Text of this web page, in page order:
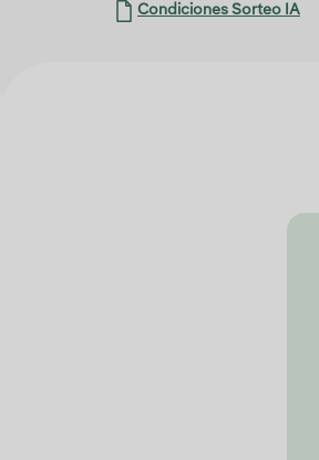
Condiciones Sorteo IA